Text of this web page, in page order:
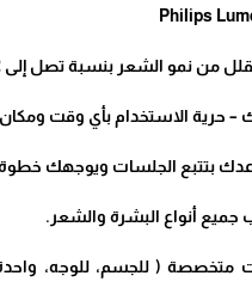
حرية الاستخدام بأي وقت
بتتبع الجلسات ويوجهك
مع ٤ ملحقات متخصصة ( للجسم،